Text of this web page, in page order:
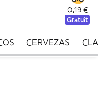
0,19 €
Gratuit
CERVEZAS